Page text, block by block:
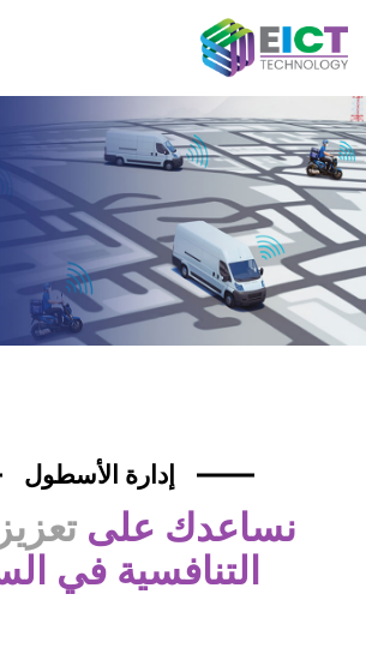
إدارة الأسطول
نساعدك على
التنافسية في